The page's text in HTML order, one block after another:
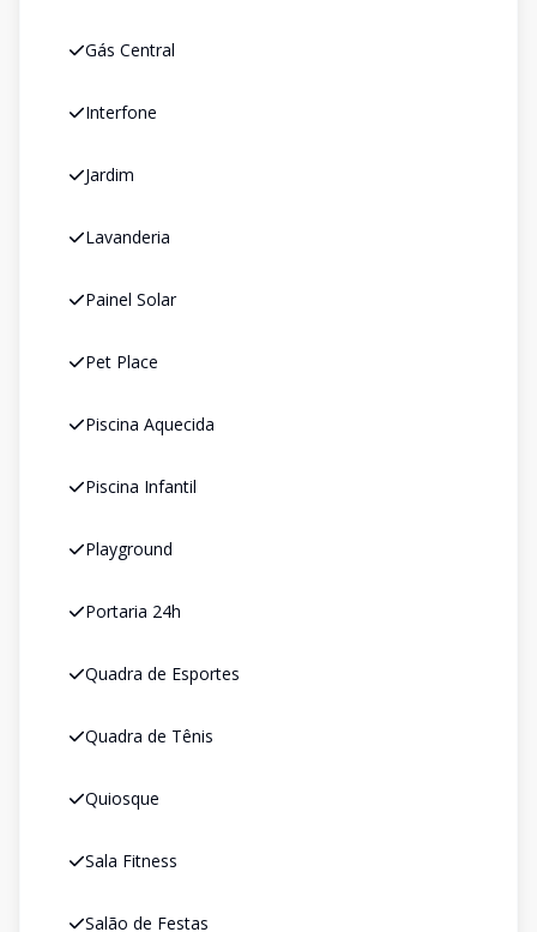
Gás Central
Interfone
Jardim
Lavanderia
Painel Solar
Pet Place
Piscina Aquecida
Piscina Infantil
Playground
Portaria 24h
Quadra de Esportes
Quadra de Tênis
Quiosque
Sala Fitness
Salão de Festas